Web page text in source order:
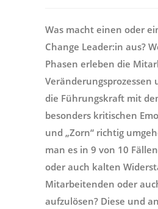
Was macht einen oder
Change Leader:in aus?
Phasen erleben die
Veränderungsprozessen
die Führungskraft mit
besonders kritischen
und „Zorn“ richtig
man es in 9 von 10
oder auch kalten
Mitarbeitenden oder
aufzulösen? Diese und